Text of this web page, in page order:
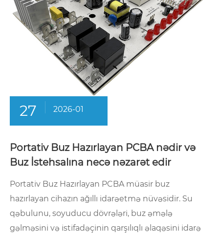
27 2026-01
Portativ Buz Hazırlayan PCBA nədir və
Buz İstehsalına necə nəzarət edir
Portativ Buz Hazırlayan PCBA müasir buz
hazırlayan cihazın ağıllı idarəetmə nüvəsidir. Su
qəbulunu, soyuducu dövrələri, buz əmələ
gəlməsini və istifadəçinin qarşılıqlı əlaqəsini idarə